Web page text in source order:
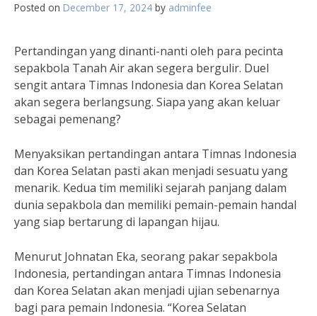
Posted on December 17, 2024 by adminfee
Pertandingan yang dinanti-nanti oleh para pecinta
sepakbola Tanah Air akan segera bergulir. Duel
sengit antara Timnas Indonesia dan Korea Selatan
akan segera berlangsung. Siapa yang akan keluar
sebagai pemenang?
Menyaksikan pertandingan antara Timnas Indonesia
dan Korea Selatan pasti akan menjadi sesuatu yang
menarik. Kedua tim memiliki sejarah panjang dalam
dunia sepakbola dan memiliki pemain-pemain handal
yang siap bertarung di lapangan hijau.
Menurut Johnatan Eka, seorang pakar sepakbola
Indonesia, pertandingan antara Timnas Indonesia
dan Korea Selatan akan menjadi ujian sebenarnya
bagi para pemain Indonesia. “Korea Selatan